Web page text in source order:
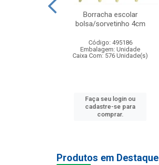
Borracha escolar
bolsa/sorvetinho 4cm
Código: 495186
Embalagem: Unidade
Caixa Com: 576 Unidade(s)
Faça seu login ou
cadastre-se para
comprar.
Produtos em Destaque